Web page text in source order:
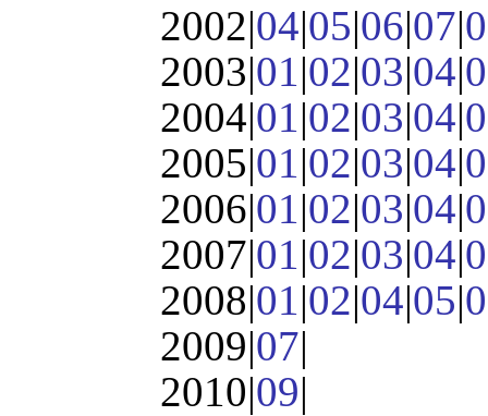
2002|04|05|06|07|
2003|01|02|03|04|
2004|01|02|03|04|
2005|01|02|03|04|
2006|01|02|03|04|
2007|01|02|03|04|
2008|01|02|04|05|
2009|07|
2010|09|